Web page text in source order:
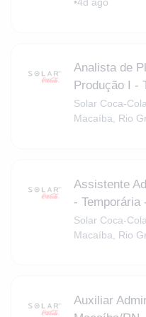
Analista de
Produção I -
Solar Coca-
Macaíba, Rio
Assistente
- Temporária
Solar Coca-Cola
Macaíba, Rio
Auxiliar